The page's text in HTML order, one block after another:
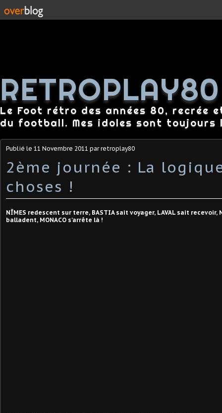
RETROPLAY80
Le Foot rétro des années 80, recrée
du football. Mes idoles sont toujours
Publié le 11 Novembre 2011 par retroplay80
2ème journée : La
choses !
NÎMES redescent sur terre, BASTIA sait voyager, LAVAL sait recevoir,
balladent, MONACO s'arrête là !